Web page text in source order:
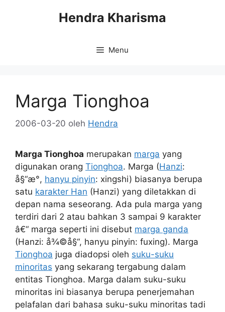
Hendra Kharisma
Menu
Marga Tionghoa
2006-03-20 oleh Hendra
Marga Tionghoa merupakan marga yang
digunakan orang Tionghoa. Marga (Hanzi:
å§“æ°, hanyu pinyin: xingshi) biasanya berupa
satu karakter Han (Hanzi) yang diletakkan di
depan nama seseorang. Ada pula marga yang
terdiri dari 2 atau bahkan 3 sampai 9 karakter
â€“ marga seperti ini disebut marga ganda
(Hanzi: å¾©å§“, hanyu pinyin: fuxing). Marga
Tionghoa juga diadopsi oleh suku-suku
minoritas yang sekarang tergabung dalam
entitas Tionghoa. Marga dalam suku-suku
minoritas ini biasanya berupa penerjemahan
pelafalan dari bahasa suku-suku minoritas tadi